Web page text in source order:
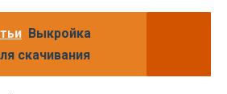
Выкройка
скачивания